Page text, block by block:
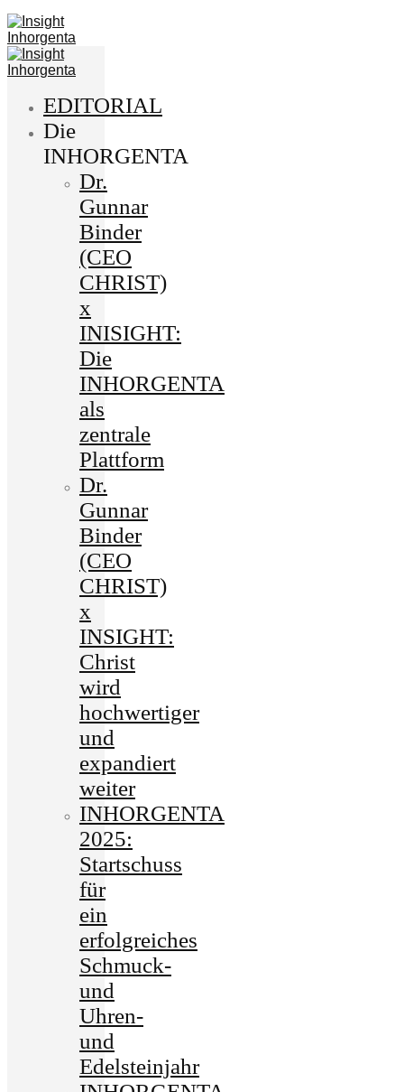
EDITORIAL
Die
INHORGENTA
Dr.
Gunnar
Binder
(CEO
CHRIST)
x
INISIGHT:
Die
INHORGENTA
als
zentrale
Plattform
Dr.
Gunnar
Binder
(CEO
CHRIST)
x
INSIGHT:
Christ
wird
hochwertiger
und
expandiert
weiter
INHORGENTA
2025:
Startschuss
für
ein
erfolgreiches
Schmuck-
und
Uhren-
und
Edelsteinjahr